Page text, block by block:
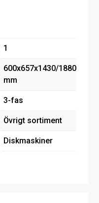
1
600x657x1430/1880
mm
3-fas
Övrigt sortiment
Diskmaskiner